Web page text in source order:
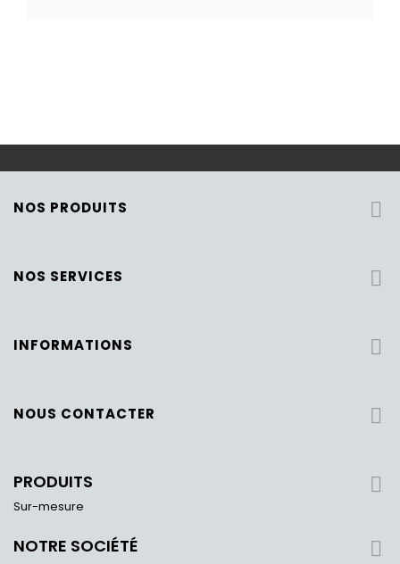
NOS PRODUITS 
NOS SERVICES 
INFORMATIONS 
NOUS CONTACTER 
PRODUITS 
Sur-mesure
NOTRE SOCIÉTÉ 